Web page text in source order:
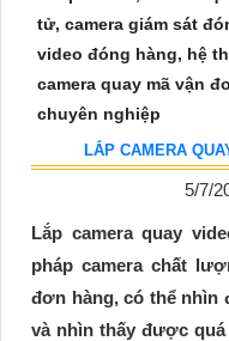
LẮP CAMERA
5/7/
Lắp camera quay
pháp camera chất
đơn hàng, có thể nhìn
và nhìn thấy được